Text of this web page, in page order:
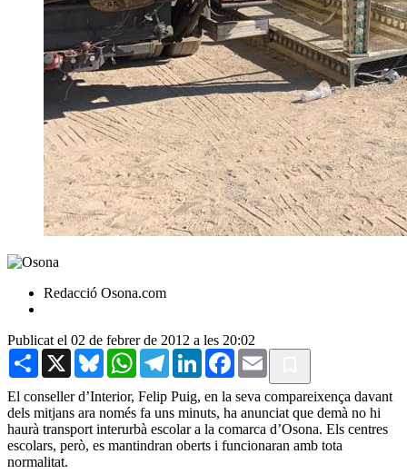
Redacció Osona.com
Publicat el 02 de febrer de 2012 a les 20:02
Share X BlueskyWhatsAppTelegramLinkedInFacebook
Email
El conseller d’Interior, Felip Puig, en la seva compareixença davant
dels mitjans ara només fa uns minuts, ha anunciat que demà no hi
haurà transport interurbà escolar a la comarca d’Osona. Els centres
escolars, però, es mantindran oberts i funcionaran amb tota
normalitat.